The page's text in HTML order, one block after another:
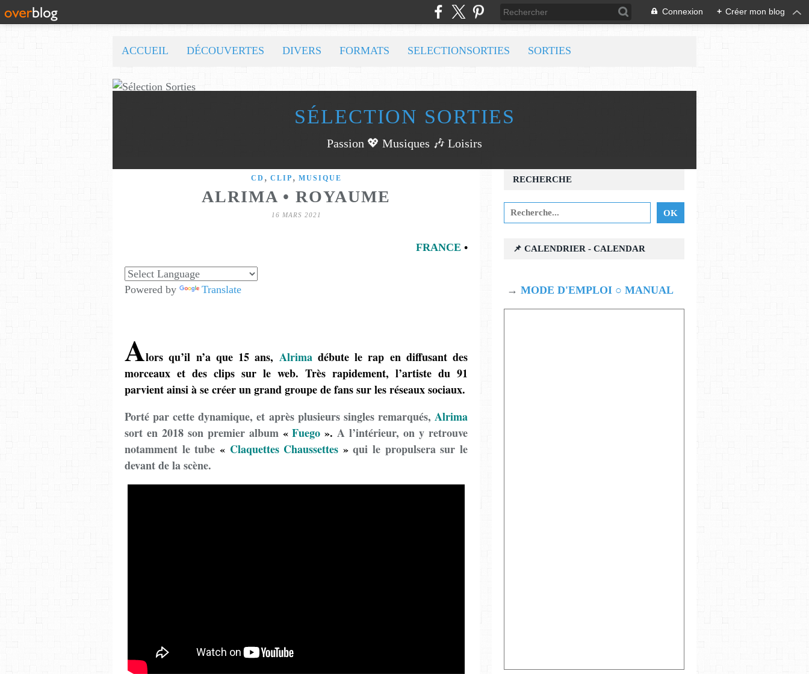
Connexion + Créer mon blog
SÉLECTION SORTIES
Passion 💖 Musiques 🎶 Loisirs
ACCUEIL DÉCOUVERTES DIVERS FORMATS SELECTIONSORTIES SORTIES
CD , CLIP , MUSIQUE
ALRIMA • ROYAUME
16 MARS 2021
FRANCE •
Powered by Translate
Alors qu’il n’a que 15 ans, Alrima débute le rap en diffusant des
morceaux et des clips sur le web. Très rapidement, l’artiste du 91
parvient ainsi à se créer un grand groupe de fans sur les réseaux sociaux.
Porté par cette dynamique, et après plusieurs singles remarqués, Alrima
sort en 2018 son premier album «Fuego ». A l’intérieur, on y retrouve
notamment le tube « Claquettes Chaussettes »qui le propulsera sur le
devant de la scène.
RECHERCHE
📌 CALENDRIER - CALENDAR
→ MODE D'EMPLOI ○ MANUAL